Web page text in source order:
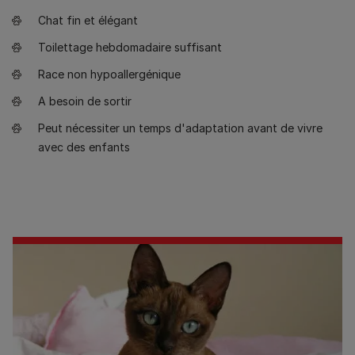
Chat fin et élégant
Toilettage hebdomadaire suffisant
Race non hypoallergénique
A besoin de sortir
Peut nécessiter un temps d'adaptation avant de vivre
avec des enfants